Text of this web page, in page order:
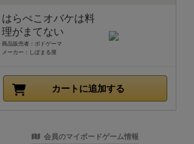
はらぺこオバケは料
理がまてない
商品販売者：ボドゲーマ
メーカー：しぽまる屋
カートに追加する
会員のマイボードゲーム情報